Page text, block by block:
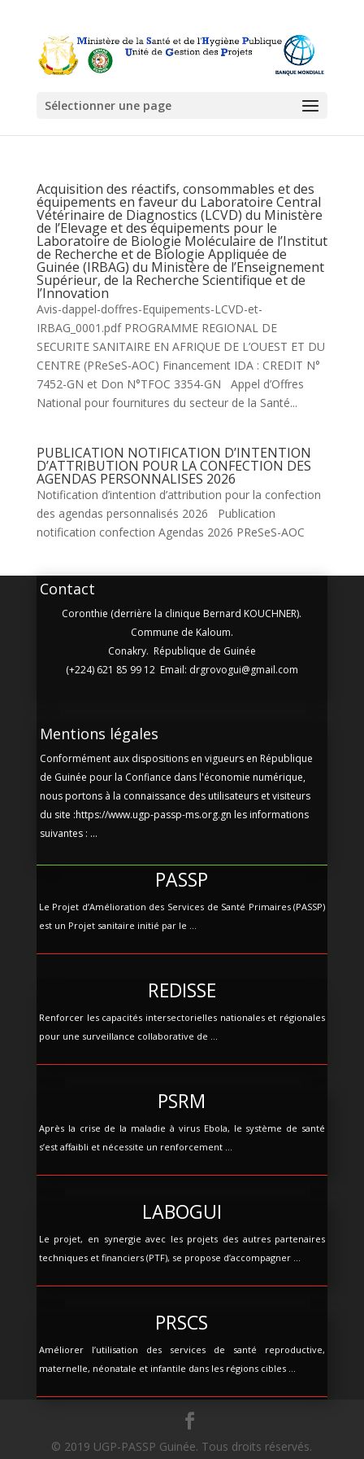
Sélectionner une page
Acquisition des réactifs, consommables et des
équipements en faveur du Laboratoire Central
Vétérinaire de Diagnostics (LCVD) du Ministère
de l’Elevage et des équipements pour le
Laboratoire de Biologie Moléculaire de l’Institut
de Recherche et de Biologie Appliquée de
Guinée (IRBAG) du Ministère de l’Enseignement
Supérieur, de la Recherche Scientifique et de
l’Innovation
Avis-dappel-doffres-Equipements-LCVD-et-
IRBAG_0001.pdf PROGRAMME REGIONAL DE
SECURITE SANITAIRE EN AFRIQUE DE L’OUEST ET DU
CENTRE (PReSeS-AOC) Financement IDA : CREDIT N°
7452-GN et Don N°TFOC 3354-GN Appel d’Offres
National pour fournitures du secteur de la Santé...
PUBLICATION NOTIFICATION D’INTENTION
D’ATTRIBUTION POUR LA CONFECTION DES
AGENDAS PERSONNALISES 2026
Notification d’intention d’attribution pour la confection
des agendas personnalisés 2026 Publication
notification confection Agendas 2026 PReSeS-AOC
Contact
Coronthie (derrière la clinique Bernard KOUCHNER).
Commune de Kaloum.
Conakry. République de Guinée
(+224) 621 85 99 12 Email: drgrovogui@gmail.com
Mentions légales
Conformément aux dispositions en vigueurs en République
de Guinée pour la Confiance dans l'économie numérique,
nous portons à la connaissance des utilisateurs et visiteurs
du site :https://www.ugp-passp-ms.org.gn les informations
suivantes : ...
PASSP
Le Projet d’Amélioration des Services de Santé Primaires (PASSP)
est un Projet sanitaire initié par le ...
REDISSE
Renforcer les capacités intersectorielles nationales et régionales
pour une surveillance collaborative de ...
PSRM
Après la crise de la maladie à virus Ebola, le système de santé
s’est affaibli et nécessite un renforcement ...
LABOGUI
Le projet, en synergie avec les projets des autres partenaires
techniques et financiers (PTF), se propose d’accompagner ...
PRSCS
Améliorer l’utilisation des services de santé reproductive,
maternelle, néonatale et infantile dans les régions cibles ...
© 2019 UGP-PASSP Guinée. Tous droits réservés.